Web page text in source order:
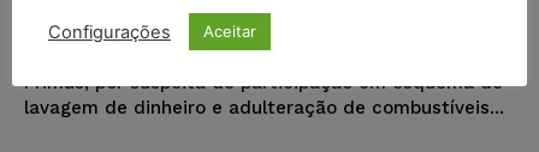
Karina Silvério - 27/10/2025
Preso no dia 16 de outubro durante a Operação
Primus, por suspeita de participação em esquema de
lavagem de dinheiro e adulteração de combustíveis...
Configurações Aceitar